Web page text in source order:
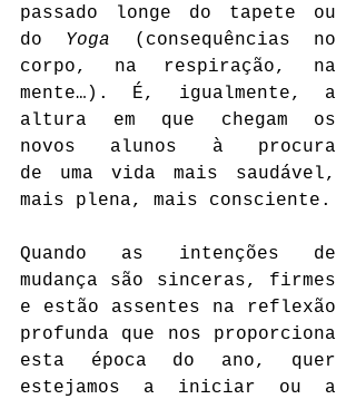
passado longe do tapete ou
do Yoga (consequências no
corpo, na respiração, na
mente…). É, igualmente, a
altura em que chegam os
novos alunos à procura
de uma vida mais saudável,
mais plena, mais consciente.
Quando as intenções de
mudança são sinceras, firmes
e estão assentes na reflexão
profunda que nos proporciona
esta época do ano, quer
estejamos a iniciar ou a